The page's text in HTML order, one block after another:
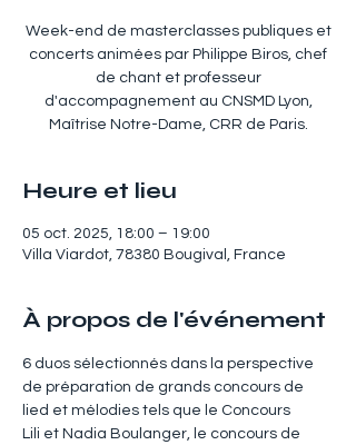
Week-end de masterclasses publiques et
concerts animées par Philippe Biros, chef
de chant et professeur
d'accompagnement au CNSMD Lyon,
Maîtrise Notre-Dame, CRR de Paris.
Heure et lieu
05 oct. 2025, 18:00 – 19:00
Villa Viardot, 78380 Bougival, France
À propos de l'événement
6 duos sélectionnés dans la perspective
de préparation de grands concours de
lied et mélodies tels que le Concours
Lili et Nadia Boulanger, le concours de